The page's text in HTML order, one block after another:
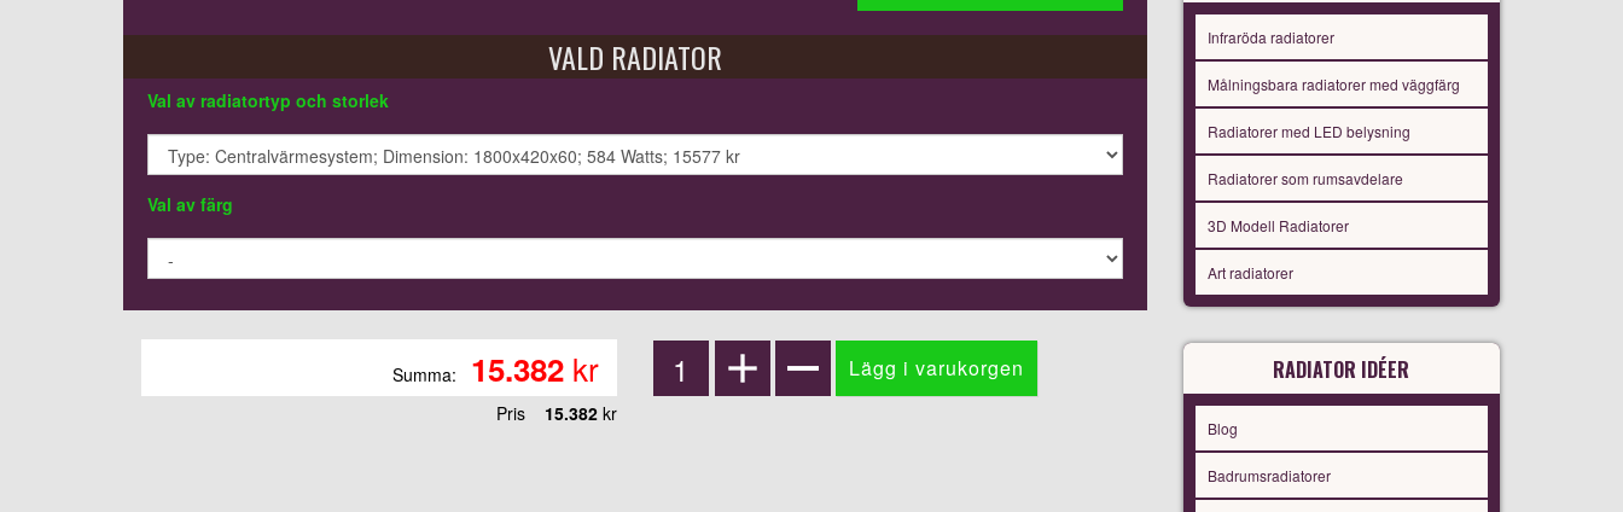
VALD RADIATOR
Val av radiatortyp och storlek
Val av färg
Summa: 15.382kr
Pris 15.382kr
Infraröda radiatorer
Målningsbara radiatorer med väggfärg
Radiatorer med LED belysning
Radiatorer som rumsavdelare
3D Modell Radiatorer
Art radiatorer
RADIATOR IDÉER
Blog
Badrumsradiatorer